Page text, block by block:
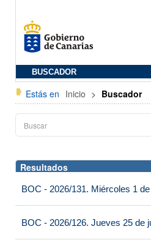
BUSCADOR
Estás en Inicio > Buscador
Resultados
BOC - 2026/131. Miércoles 1
BOC - 2026/126. Jueves 25 de